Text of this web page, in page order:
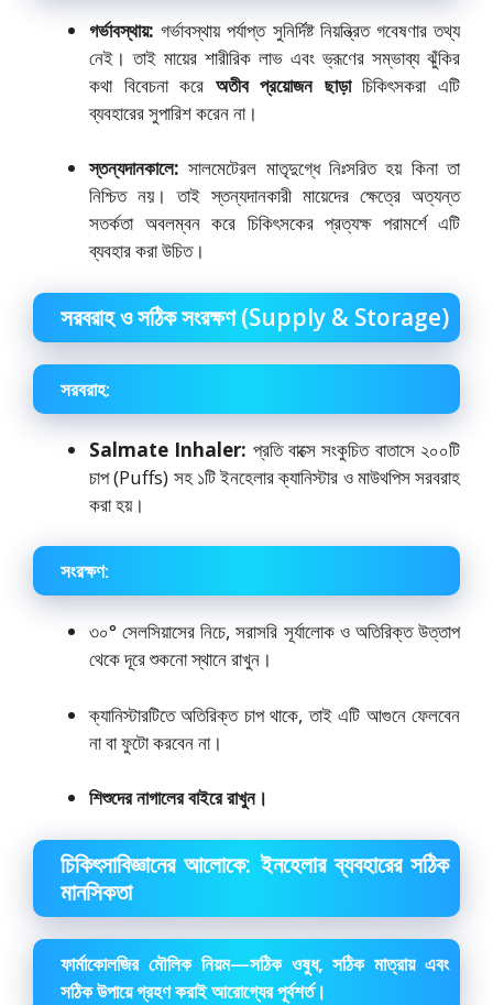
গর্ভাবস্থায়: গর্ভাবস্থায় পর্যাপ্ত সুনির্দিষ্ট নিয়ন্ত্রিত গবেষণার তথ্য
নেই। তাই মায়ের শারীরিক লাভ এবং ভ্রূণের সম্ভাব্য ঝুঁকির
কথা বিবেচনা করে অতীব প্রয়োজন ছাড়াচিকিৎসকরা এটি
ব্যবহারের সুপারিশ করেন না।
স্তন্যদানকালে: সালমেটেরল মাতৃদুগ্ধে নিঃসরিত হয় কিনা তা
নিশ্চিত নয়। তাই স্তন্যদানকারী মায়েদের ক্ষেত্রে অত্যন্ত
সতর্কতা অবলম্বন করে চিকিৎসকের প্রত্যক্ষ পরামর্শে এটি
ব্যবহার করা উচিত।
সরবরাহ ও সঠিক সংরক্ষণ (Supply & Storage)
সরবরাহ:
Salmate Inhaler: প্রতি বাক্সে সংকুচিত বাতাসে ২০০টি
চাপ (Puffs) সহ ১টি ইনহেলার ক্যানিস্টার ও মাউথপিস সরবরাহ
করা হয়।
সংরক্ষণ:
৩০° সেলসিয়াসের নিচে, সরাসরি সূর্যালোক ও অতিরিক্ত উত্তাপ
থেকে দূরে শুকনো স্থানে রাখুন।
ক্যানিস্টারটিতে অতিরিক্ত চাপ থাকে, তাই এটি আগুনে ফেলবেন
না বা ফুটো করবেন না।
শিশুদের নাগালের বাইরে রাখুন।
চিকিৎসাবিজ্ঞানের আলোকে: ইনহেলার ব্যবহারের সঠিক
মানসিকতা
ফার্মাকোলজির মৌলিক নিয়ম—সঠিক ওষুধ, সঠিক মাত্রায় এবং
সঠিক উপায়ে গ্রহণ করাই আরোগ্যের পূর্বশর্ত।